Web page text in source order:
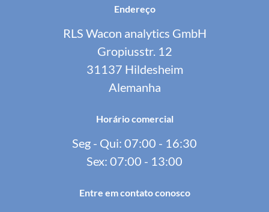
Endereço
RLS Wacon analytics GmbH
Gropiusstr. 12
31137 Hildesheim
Alemanha
Horário comercial
Seg - Qui: 07:00 - 16:30
Sex: 07:00 - 13:00
Entre em contato conosco